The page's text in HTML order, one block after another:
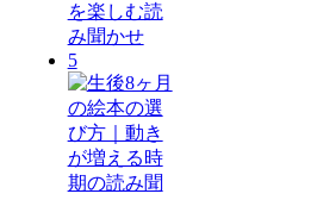
を楽しむ読
み聞かせ
5